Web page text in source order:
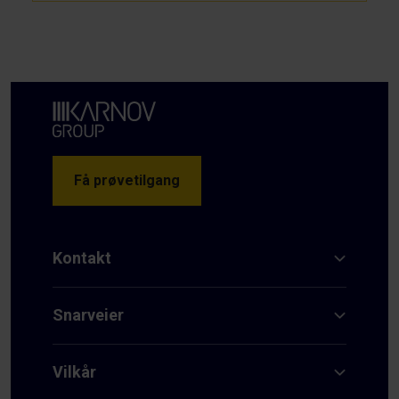
Få prøvetilgang
Kontakt
Snarveier
Vilkår